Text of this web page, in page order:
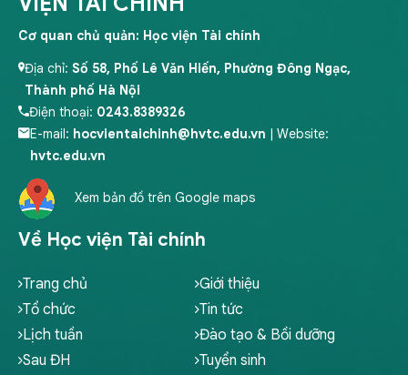
Về Học viện Tài chính
Trang chủ
Giới thiệu
Tổ chức
Tin tức
Lịch tuần
Đào tạo & Bồi dưỡng
Sau ĐH
Tuyển sinh
Cơ quan chủ quản: Học viện Tài chính
Địa chỉ: Số 58, Phố Lê Văn Hiến, Phường Đông Ngạc,
Thành phố Hà Nội
Điện thoại: 0243.8389326
E-mail: hocvientaichinh@hvtc.edu.vn | Website:
hvtc.edu.vn
Xem bản đồ trên Google maps